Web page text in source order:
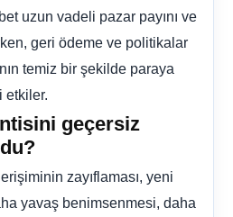
uzun vadeli pazar payını ve
geri ödeme ve politikalar
temiz bir şekilde paraya
etkiler.
geçersiz
zayıflaması, yeni
yavaş benimsenmesi, daha